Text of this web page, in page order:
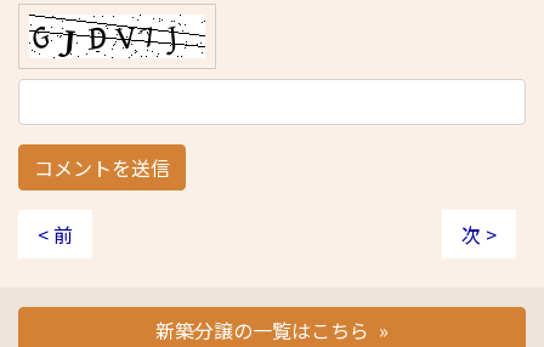
< 前 次 >
新築分譲の一覧はこちら »